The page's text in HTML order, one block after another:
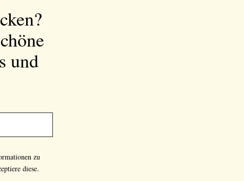
und
zu
diese.